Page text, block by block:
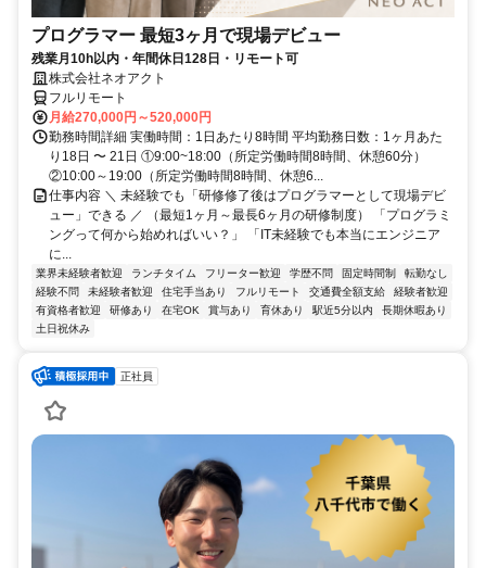
プログラマー 最短3ヶ月で現場デビュー
残業月10h以内・年間休日128日・リモート可
株式会社ネオアクト
フルリモート
月給270,000円～520,000円
勤務時間詳細 実働時間：1日あたり8時間 平均勤務日数：1ヶ月あた
り18日 〜 21日 ①9:00~18:00（所定労働時間8時間、休憩60分）
②10:00～19:00（所定労働時間8時間、休憩6...
仕事内容 ＼ 未経験でも「研修修了後はプログラマーとして現場デビ
ュー」できる ／ （最短1ヶ月～最長6ヶ月の研修制度） 「プログラミ
ングって何から始めればいい？」 「IT未経験でも本当にエンジニア
に...
業界未経験者歓迎 ランチタイム フリーター歓迎 学歴不問 固定時間制
転勤なし
経験不問
未経験者歓迎 住宅手当あり フルリモート 交通費全額支給
経験者歓迎
有資格者歓迎
研修あり 在宅OK 賞与あり 育休あり 駅近5分以内
長期休暇あり
土日祝休み
正社員